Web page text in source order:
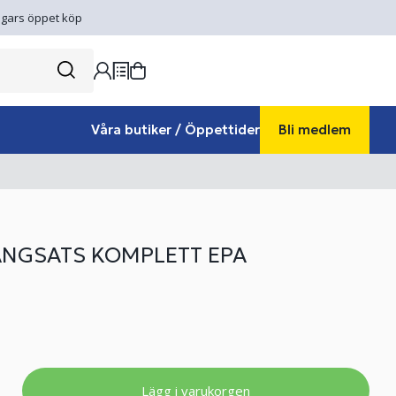
öppet köp
Våra butiker / Öppettider Bli medlem
KOMPLETT EPA
Lägg i varukorgen